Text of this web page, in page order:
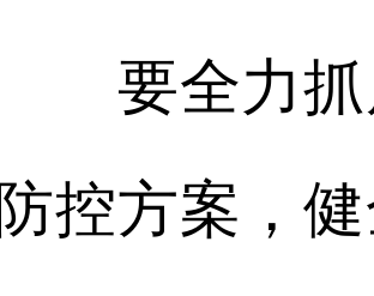
要全力抓
防控方案，